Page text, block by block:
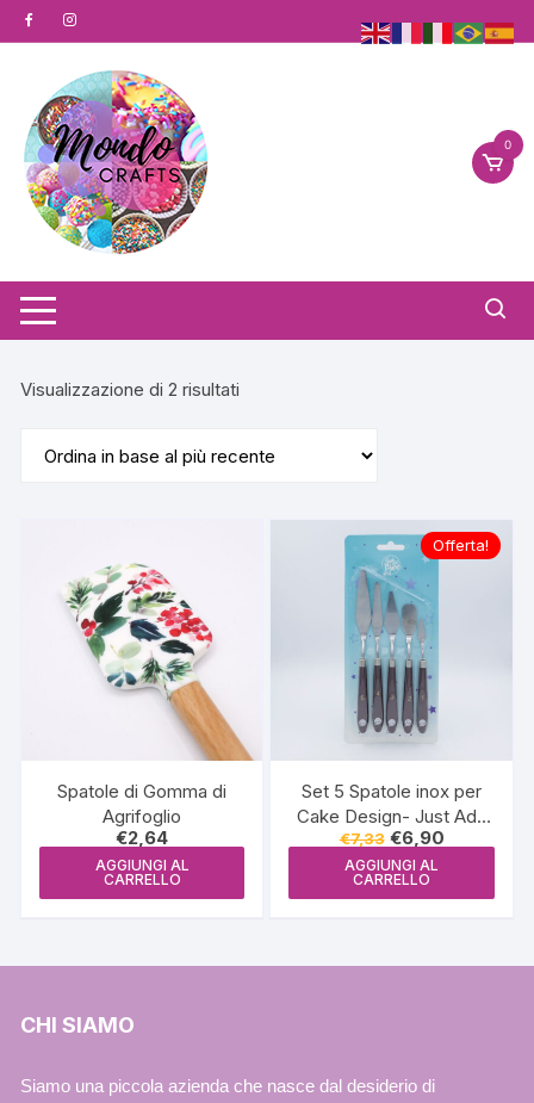
al
0
Visualizzazione di 2 risultati
base
Spatole di Gomma di
Agrifoglio
€2,64
AGGIUNGI AL
CARRELLO
Offerta!
Set 5 Spatole inox per
Cake Design- Just Add
Love (spatola acciaio)
€7,33 Il
prezzo
originale
era:
€6,90Il
prezzo
AGGIUNGI AL
CARRELLO
CHI SIAMO
Siamo una piccola azienda che nasce dal desiderio di